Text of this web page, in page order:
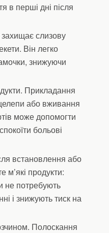
в перші дні після
захищає слизову
Він легко
знижуючи
Прикладання
або вживання
може допомогти
больові
встановлення або
м’які продукти:
не потребують
і знижують тиск на
Полоскання